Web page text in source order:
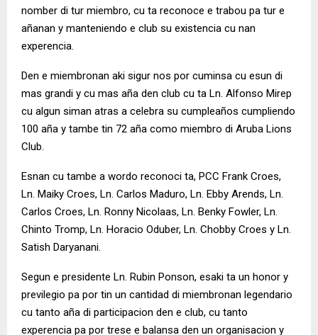
nomber di tur miembro, cu ta reconoce e trabou pa tur e
añanan y manteniendo e club su existencia cu nan
experencia.
Den e miembronan aki sigur nos por cuminsa cu esun di
mas grandi y cu mas aña den club cu ta Ln. Alfonso Mirep
cu algun siman atras a celebra su cumpleaños cumpliendo
100 aña y tambe tin 72 aña como miembro di Aruba Lions
Club.
Esnan cu tambe a wordo reconoci ta, PCC Frank Croes,
Ln. Maiky Croes, Ln. Carlos Maduro, Ln. Ebby Arends, Ln.
Carlos Croes, Ln. Ronny Nicolaas, Ln. Benky Fowler, Ln.
Chinto Tromp, Ln. Horacio Oduber, Ln. Chobby Croes y Ln.
Satish Daryanani.
Segun e presidente Ln. Rubin Ponson, esaki ta un honor y
previlegio pa por tin un cantidad di miembronan legendario
cu tanto aña di participacion den e club, cu tanto
experencia pa por trese e balansa den un organisacion y